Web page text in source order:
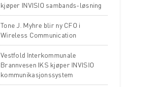
kjøper INVISIO sambands-løsning
Tone J. Myhre blir ny CFO i
Wireless Communication
Vestfold Interkommunale
Brannvesen IKS kjøper INVISIO
kommunikasjonssystem